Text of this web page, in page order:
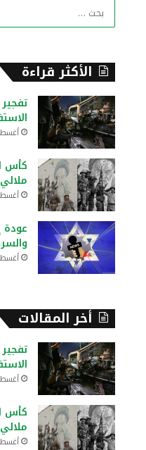
الأكثر قراءة
أغسطس
كأس
أغسطس
أغسطس
أخر المقالات
أغسطس
كأس
أغسطس